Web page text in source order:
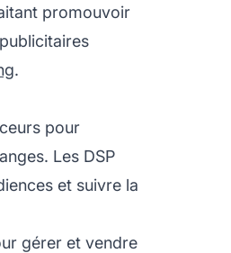
promouvoir
.
pour
Les DSP
et suivre la
gérer et vendre